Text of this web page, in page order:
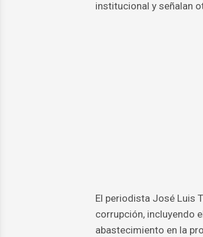
institucional y señalan
El periodista José Luis
corrupción, incluyendo
abastecimiento en la